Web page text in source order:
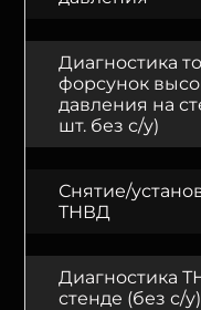
Диагностика
форсунок
давления на
шт. без с/у)
Снятие/
ТНВД
Диагностика
стенде (без с/у)